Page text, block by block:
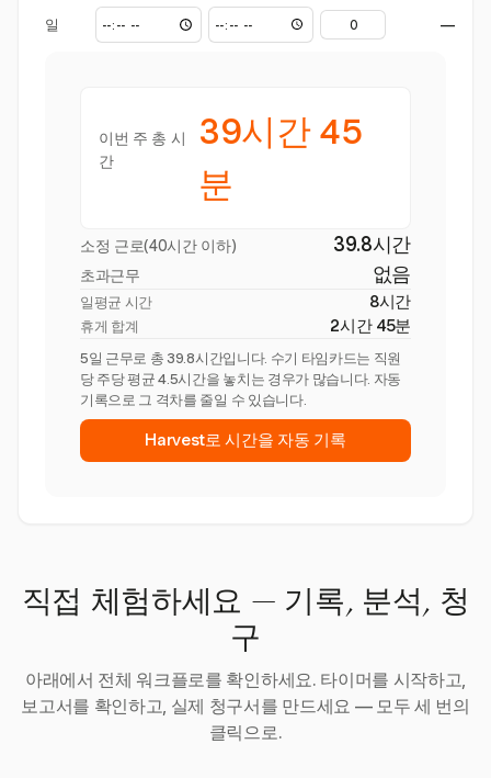
일 —
이번 주 총 시
간
39시간 45
분
소정 근로(40시간 이하) 39.8시간
초과근무 없음
일평균 시간 8시간
휴게 합계 2시간 45분
5일 근무로 총 39.8시간입니다. 수기 타임카드는 직원
당 주당 평균 4.5시간을 놓치는 경우가 많습니다. 자동
기록으로 그 격차를 줄일 수 있습니다.
Harvest로 시간을 자동 기록
직접 체험하세요 — 기록, 분석, 청
구
아래에서 전체 워크플로를 확인하세요. 타이머를 시작하고,
보고서를 확인하고, 실제 청구서를 만드세요 — 모두 세 번의
클릭으로.